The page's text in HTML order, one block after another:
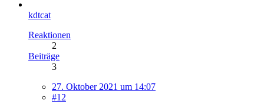
kdtcat
Reaktionen
2
Beiträge
3
27. Oktober 2021 um 14:07
#12